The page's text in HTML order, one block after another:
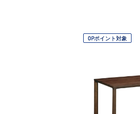
OPポイント対象